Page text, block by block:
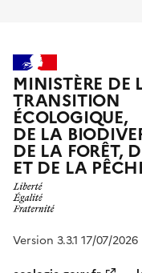
MINISTÈRE DE
TRANSITION
ÉCOLOGIQUE,
DE LA
DE LA FORÊT,
ET DE LA
Version 3.3.1 17/07/2026